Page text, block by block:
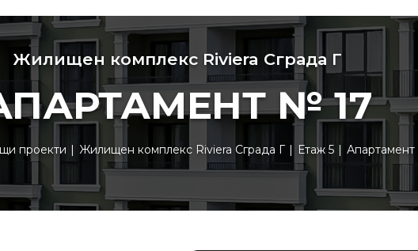
Жилищен комплекс Riviera Сграда Г
№ 17
проекти Жилищен комплекс Riviera Сграда Г Етаж 5 Апартамент